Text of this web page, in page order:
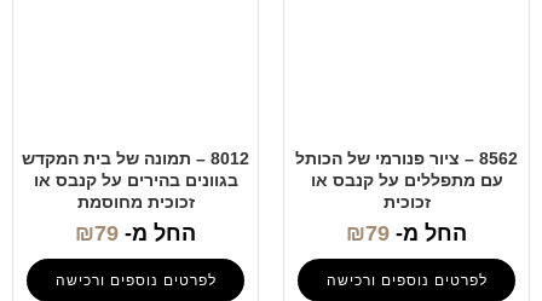
8562 – ציור פנורמי של הכותל
עם מתפללים על קנבס או
זכוכית
החל מ- ₪79
לפרטים נוספים ורכישה
8012 – תמונה של בית המקדש
בגוונים בהירים על קנבס או
זכוכית מחוסמת
החל מ- ₪79
לפרטים נוספים ורכישה